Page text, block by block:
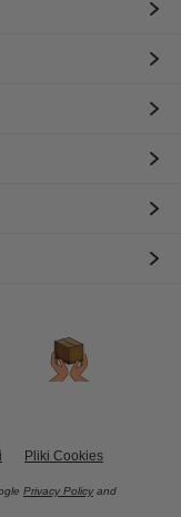
Pliki Cookies
Privacy Policy and